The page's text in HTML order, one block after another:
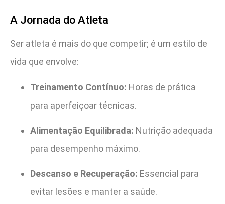
A Jornada do Atleta
Ser atleta é mais do que competir; é um estilo de
vida que envolve:
Treinamento Contínuo: Horas de prática
para aperfeiçoar técnicas.
Alimentação Equilibrada: Nutrição adequada
para desempenho máximo.
Descanso e Recuperação: Essencial para
evitar lesões e manter a saúde.